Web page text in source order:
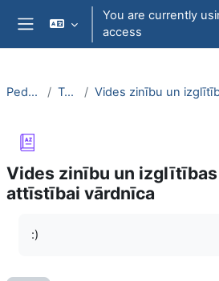
Skip to main content
You are currently
access
PedaT038 Topic 6
Vides zinību un
attīstībai vārdnīca
:)